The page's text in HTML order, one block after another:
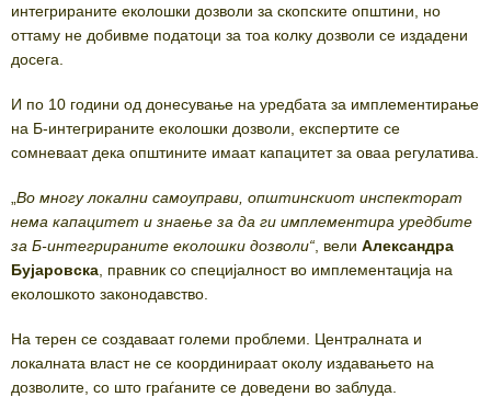
интегрираните еколошки дозволи за скопските општини, но
оттаму не добивме податоци за тоа колку дозволи се издадени
досега.
И по 10 години од донесување на уредбата за имплементирање
на Б-интегрираните еколошки дозволи, експертите се
сомневаат дека општините имаат капацитет за оваа регулатива.
Во многу локални самоуправи, општинскиот инспекторат
нема капацитет и знаење за да ги имплементира уредбите
за Б-интегрираните еколошки дозволи“ , вели Александра
Бујаровска , правник со специјалност во имплементација на
еколошкото законодавство.
На терен се создаваат големи проблеми. Централната и
локалната власт не се координираат околу издавањето на
дозволите, со што граѓаните се доведени во заблуда.